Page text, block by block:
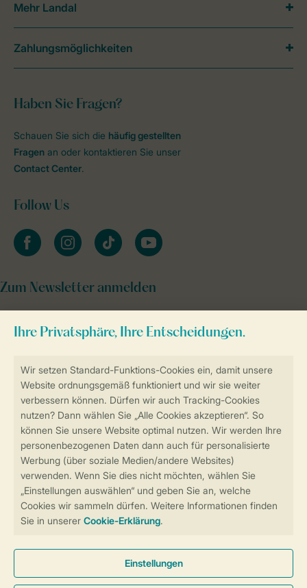
Sicherstellung Deiner Privatsphäre
Sicher und schnell zur Online-Buchung
Sichere Datenübertragung
Sicheres Bezahlen
Haben Sie Fragen?
Schauen Sie sich die häufig gestellten
Fragen an oder kontaktieren Sie unser
Contact Center.
Follow Us
facebookinstagramtiktok youtube
Zum Newsletter anmelden
Mehr Landal
Zahlungsmöglichkeiten